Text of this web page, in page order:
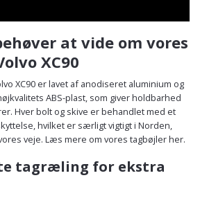
at vide om vores
XC90
XC90 er lavet af anodiseret aluminium og
ABS-plast, som giver holdbarhed
Hver bolt og skive er behandlet med et
hvilket er særligt vigtigt i Norden,
veje. Læs mere om vores tagbøjler her.
tagræling for ekstra